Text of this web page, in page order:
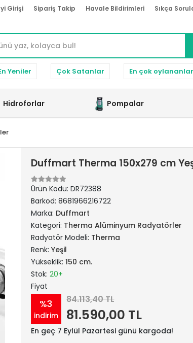
Girişi Sipariş Takip Havale Bildirimleri Sıkça
Yeniler Çok Satanlar En çok oylananlar
Hidroforlar Pompalar
Duffmart Therma 150x279 cm
Ürün Kodu: DR72388
Barkod: 8681966216722
Marka: Duffmart
Kategori: Therma Alüminyum Radyatörler
Radyatör Modeli: Therma
Renk: Yeşil
Yükseklik: 150 cm.
Stok: 20+
Fiyat
%3
indirim
84.113,40 TL
81.590,00 TL
En geç 7 Eylül Pazartesi günü kargoda!